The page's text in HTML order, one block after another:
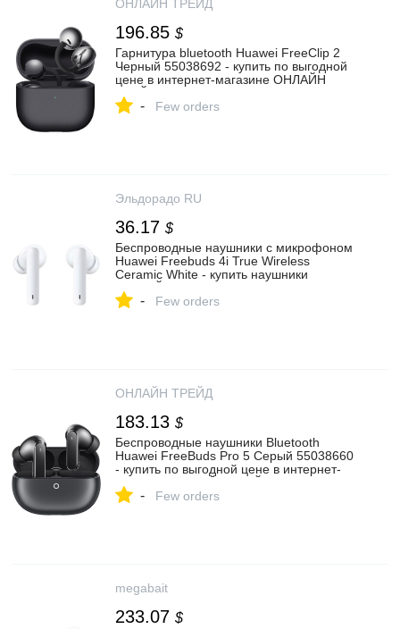
ОНЛАЙН ТРЕЙД
196.85 $
Гарнитура bluetooth Huawei FreeClip 2
Черный 55038692 - купить по выгодной
цене в интернет-магазине ОНЛАЙН
- Few orders
Эльдорадо RU
36.17 $
Беспроводные наушники с микрофоном
Huawei Freebuds 4i True Wireless
Ceramic White - купить наушники
Ceramic White по выгодной цене в
- Few orders
ОНЛАЙН ТРЕЙД
183.13 $
Беспроводные наушники Bluetooth
Huawei FreeBuds Pro 5 Серый 55038660
- купить по выгодной цене в интернет-
Петербург
- Few orders
megabait
233.07 $